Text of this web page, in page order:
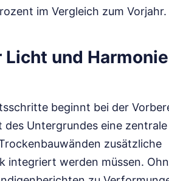
im Vergleich zum Vorjahr.
und
beginnt bei der
Untergrundes eine zentrale
zusätzliche
integriert werden müssen.